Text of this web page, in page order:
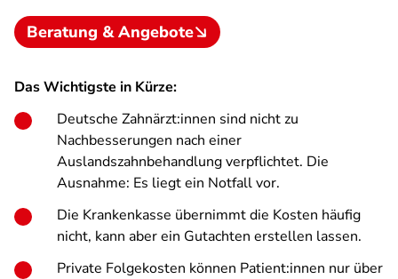
Beratung & Angebote
Das Wichtigste in Kürze:
Deutsche Zahnärzt:innen sind nicht zu
Nachbesserungen nach einer
Auslandszahnbehandlung verpflichtet. Die
Ausnahme: Es liegt ein Notfall vor.
Die Krankenkasse übernimmt die Kosten häufig
nicht, kann aber ein Gutachten erstellen lassen.
Private Folgekosten können Patient:innen nur über